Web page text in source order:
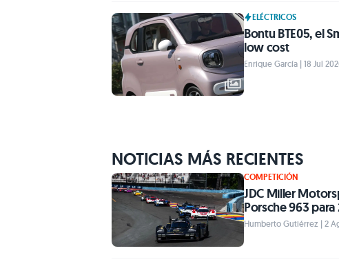
ELÉCTRICOS
Bontu BTE05, el
low cost
Enrique García | 18 Jul
NOTICIAS MÁS RECIENTES
COMPETICIÓN
JDC Miller
Porsche 963 para
Humberto Gutiérrez | 2